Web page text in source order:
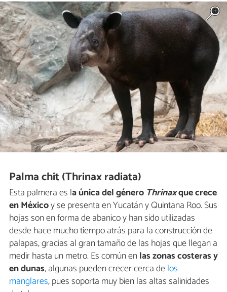
Palma chit (Thrinax radiata)
Esta palmera es la única del género Thrinaxque crece
en Méxicoy se presenta en Yucatán y Quintana Roo. Sus
hojas son en forma de abanico y han sido utilizadas
desde hace mucho tiempo atrás para la construcción de
palapas, gracias al gran tamaño de las hojas que llegan a
medir hasta un metro. Es común enlas zonas costeras y
en dunas, algunas pueden crecer cerca delos
manglares, pues soporta muy bien las altas salinidades